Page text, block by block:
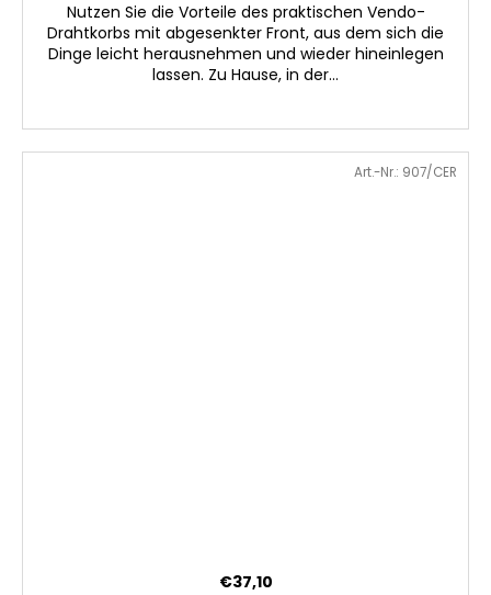
Nutzen Sie die Vorteile des praktischen Vendo-
Drahtkorbs mit abgesenkter Front, aus dem sich die
Dinge leicht herausnehmen und wieder hineinlegen
lassen. Zu Hause, in der...
€37,10
Art.-Nr.: 907/CER